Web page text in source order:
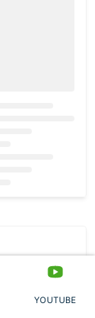
YOUTUBE